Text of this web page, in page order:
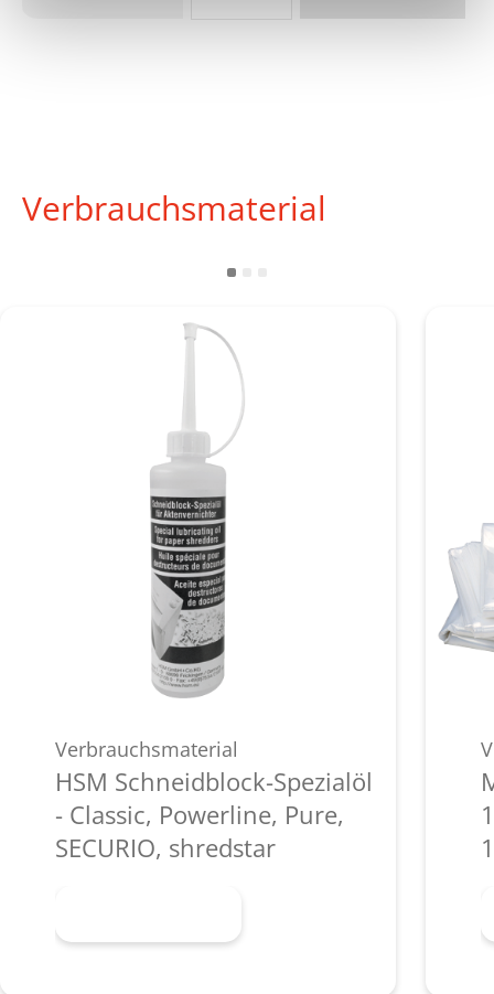
Verbrauchsmaterial
Verbrauchsmaterial
HSM Schneidblock-Spezialöl
- Classic, Powerline, Pure,
SECURIO, shredstar